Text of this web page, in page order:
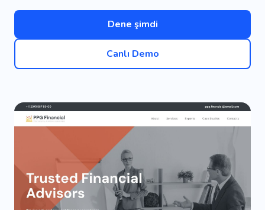
Dene şimdi
Canlı Demo